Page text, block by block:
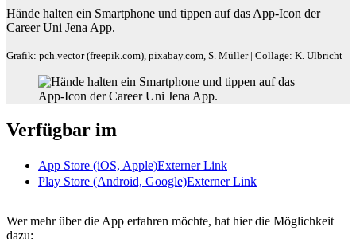
Hände halten ein Smartphone und tippen auf das App-Icon der
Career Uni Jena App.
Grafik: pch.vector (freepik.com), pixabay.com, S. Müller | Collage: K. Ulbricht
Verfügbar im
App Store (iOS, Apple)Externer Link
Play Store (Android, Google)Externer Link
Wer mehr über die App erfahren möchte, hat hier die Möglichkeit
dazu: